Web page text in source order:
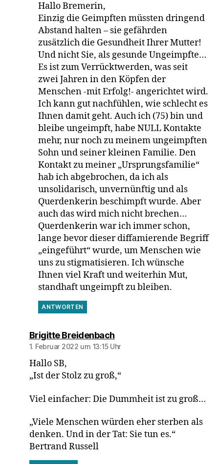
Hallo Bremerin,
Einzig die Geimpften müssten dringend
Abstand halten – sie gefährden
zusätzlich die Gesundheit Ihrer Mutter!
Und nicht Sie, als gesunde Ungeimpfte…
Es ist zum Verrücktwerden, was seit
zwei Jahren in den Köpfen der
Menschen -mit Erfolg!- angerichtet wird.
Ich kann gut nachfühlen, wie schlecht es
Ihnen damit geht. Auch ich (75) bin und
bleibe ungeimpft, habe NULL Kontakte
mehr, nur noch zu meinem ungeimpften
Sohn und seiner kleinen Familie. Den
Kontakt zu meiner „Ursprungsfamilie“
hab ich abgebrochen, da ich als
unsolidarisch, unvernünftig und als
Querdenkerin beschimpft wurde. Aber
auch das wird mich nicht brechen…
Querdenkerin war ich immer schon,
lange bevor dieser diffamierende Begriff
„eingeführt“ wurde, um Menschen wie
uns zu stigmatisieren. Ich wünsche
Ihnen viel Kraft und weiterhin Mut,
standhaft ungeimpft zu bleiben.
ANTWORTEN
Brigitte Breidenbachsagt:
1. Februar 2022 um 13:15 Uhr
Hallo SB,
„Ist der Stolz zu groß,“
Viel einfacher: Die Dummheit ist zu groß…
„Viele Menschen würden eher sterben als
denken. Und in der Tat: Sie tun es.“
Bertrand Russell